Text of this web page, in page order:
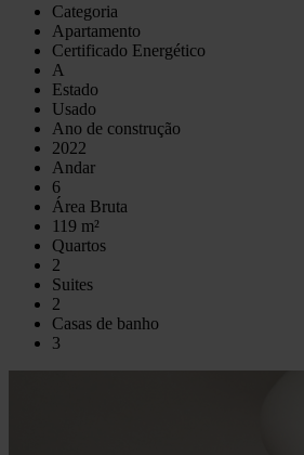
Categoria
Apartamento
Certificado Energético
A
Estado
Usado
Ano de construção
2022
Andar
6
Área Bruta
119 m²
Quartos
2
Suites
2
Casas de banho
3